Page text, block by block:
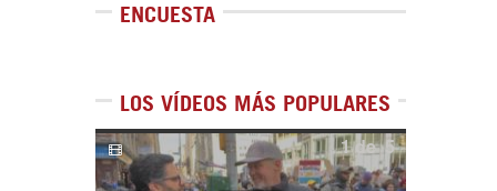
ENCUESTA
LOS VÍDEOS MÁS POPULARES
1de5